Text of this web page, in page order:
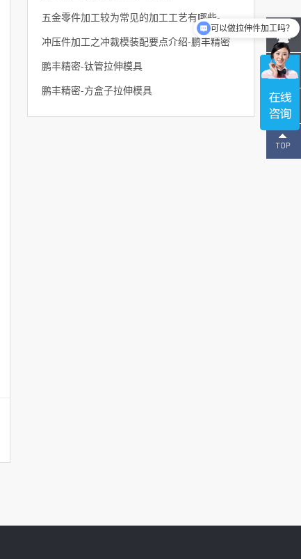
冲压件加工之冲裁模装配要点介绍-鹏丰精密
鹏丰精密-钛管拉伸模具
鹏丰精密-方盒子拉伸模具
137-
可以做拉伸件加工吗？